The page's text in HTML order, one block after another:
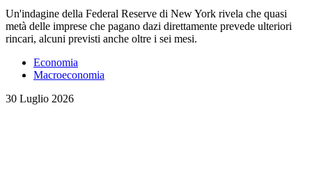
Un'indagine della Federal Reserve di New York rivela che quasi
metà delle imprese che pagano dazi direttamente prevede ulteriori
rincari, alcuni previsti anche oltre i sei mesi.
Economia
Macroeconomia
30 Luglio 2026